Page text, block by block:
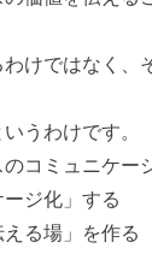
けではなく、
うわけです。
コミュニケー
ジ化」する
る場」を作る